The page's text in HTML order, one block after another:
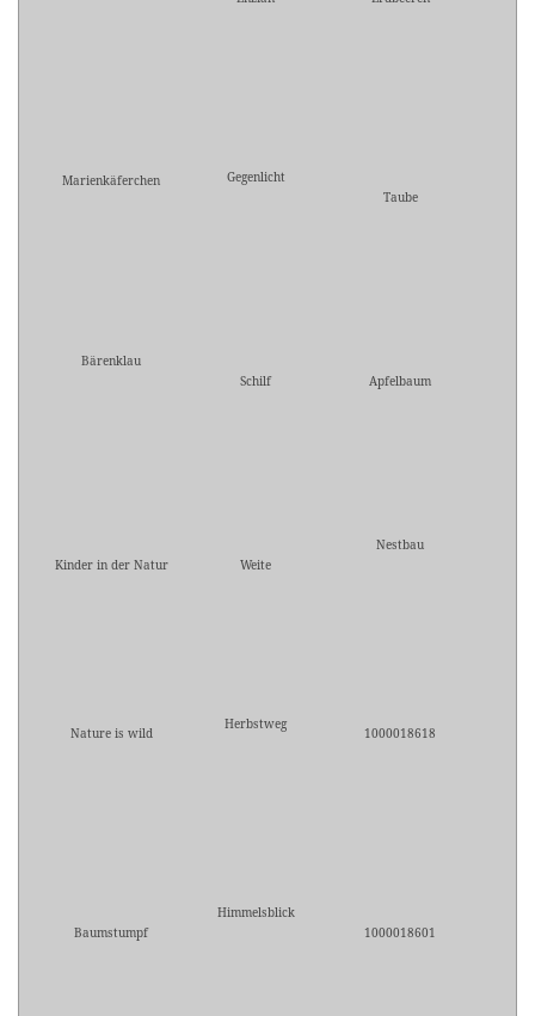
Marienkäferchen
Gegenlicht
Taube
Bärenklau
Schilf
Apfelbaum
Kinder in der Natur Weite
Nestbau
Nature is wild
Herbstweg
1000018618
Baumstumpf
Himmelsblick
1000018601